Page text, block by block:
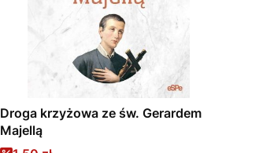
Droga krzyżowa ze św. Gerardem
Majellą